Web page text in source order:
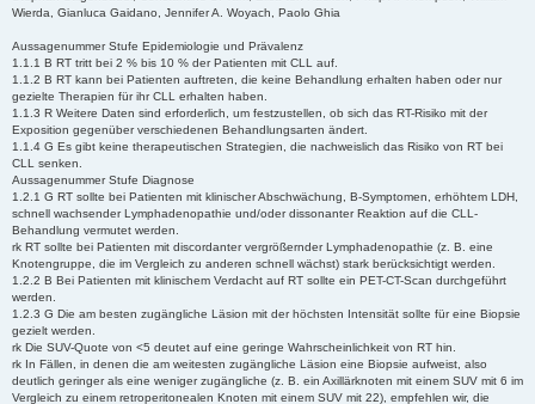
Wierda, Gianluca Gaidano, Jennifer A. Woyach, Paolo Ghia
Aussagenummer Stufe Epidemiologie und Prävalenz
1.1.1 B RT tritt bei 2 % bis 10 % der Patienten mit CLL auf.
1.1.2 B RT kann bei Patienten auftreten, die keine Behandlung erhalten haben oder nur
gezielte Therapien für ihr CLL erhalten haben.
1.1.3 R Weitere Daten sind erforderlich, um festzustellen, ob sich das RT-Risiko mit der
Exposition gegenüber verschiedenen Behandlungsarten ändert.
1.1.4 G Es gibt keine therapeutischen Strategien, die nachweislich das Risiko von RT bei
CLL senken.
Aussagenummer Stufe Diagnose
1.2.1 G RT sollte bei Patienten mit klinischer Abschwächung, B-Symptomen, erhöhtem LDH,
schnell wachsender Lymphadenopathie und/oder dissonanter Reaktion auf die CLL-
Behandlung vermutet werden.
rk RT sollte bei Patienten mit discordanter vergrößernder Lymphadenopathie (z. B. eine
Knotengruppe, die im Vergleich zu anderen schnell wächst) stark berücksichtigt werden.
1.2.2 B Bei Patienten mit klinischem Verdacht auf RT sollte ein PET-CT-Scan durchgeführt
werden.
1.2.3 G Die am besten zugängliche Läsion mit der höchsten Intensität sollte für eine Biopsie
gezielt werden.
rk Die SUV-Quote von <5 deutet auf eine geringe Wahrscheinlichkeit von RT hin.
rk In Fällen, in denen die am weitesten zugängliche Läsion eine Biopsie aufweist, also
deutlich geringer als eine weniger zugängliche (z. B. ein Axillärknoten mit einem SUV mit 6 im
Vergleich zu einem retroperitonealen Knoten mit einem SUV mit 22), empfehlen wir, die